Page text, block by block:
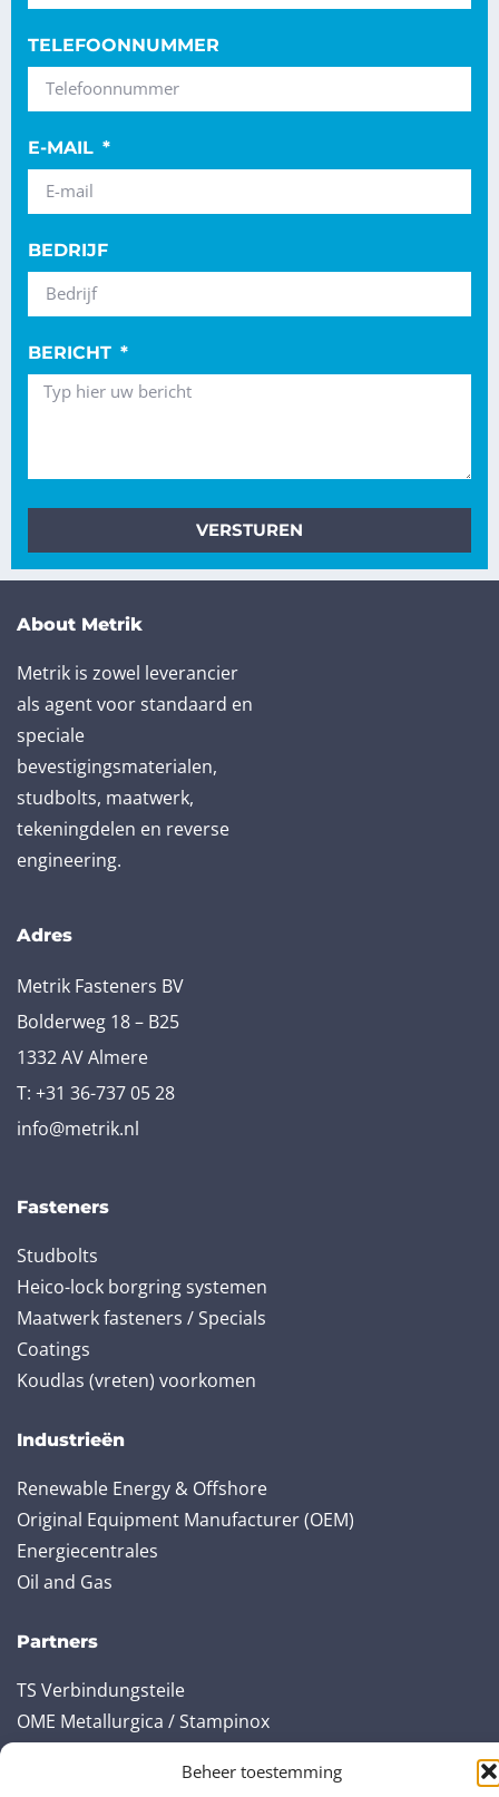
Beheer toestemming
TELEFOONNUMMER
E-MAIL
BEDRIJF
BERICHT
VERSTUREN
About Metrik
Metrik is zowel leverancier
als agent voor standaard en
speciale
bevestigingsmaterialen,
studbolts, maatwerk,
tekeningdelen en reverse
engineering.
Adres
Metrik Fasteners BV
Bolderweg 18 – B25
1332 AV Almere
T: +31 36-737 05 28
info@metrik.nl
Fasteners
Studbolts
Heico-lock borgring systemen
Maatwerk fasteners / Specials
Coatings
Koudlas (vreten) voorkomen
Industrieën
Renewable Energy & Offshore
Original Equipment Manufacturer (OEM)
Energiecentrales
Oil and Gas
Partners
TS Verbindungsteile
OME Metallurgica / Stampinox